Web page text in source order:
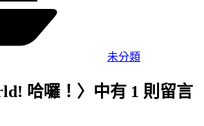
未分類
哈囉！〉中有 1 則留言